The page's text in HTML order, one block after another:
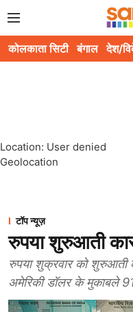
कोलकाता सिटी बंगाल देश/
Location: User denied
Geolocation
टॉप न्यूज़
रुपया शुरुआती
रुपया शुक्रवार को शुरुआती
अमेरिकी डॉलर के मुकाबले